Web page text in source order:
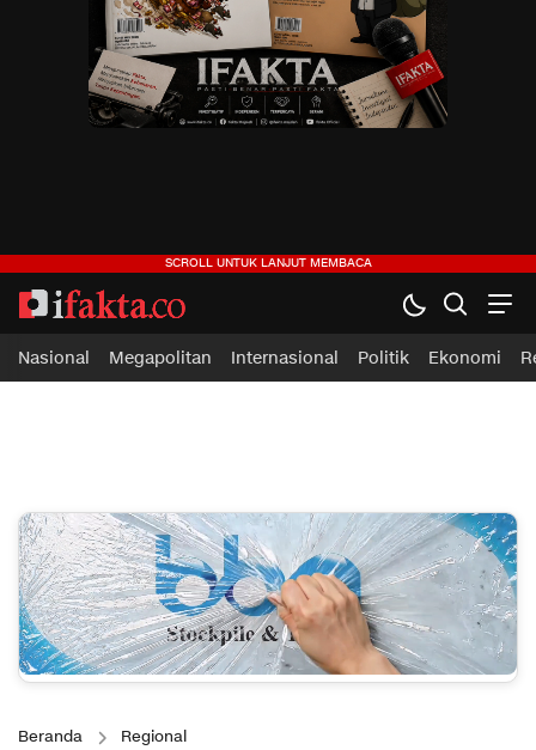
Nasional Megapolitan Internasional Politik Ekonomi
Beranda Regional